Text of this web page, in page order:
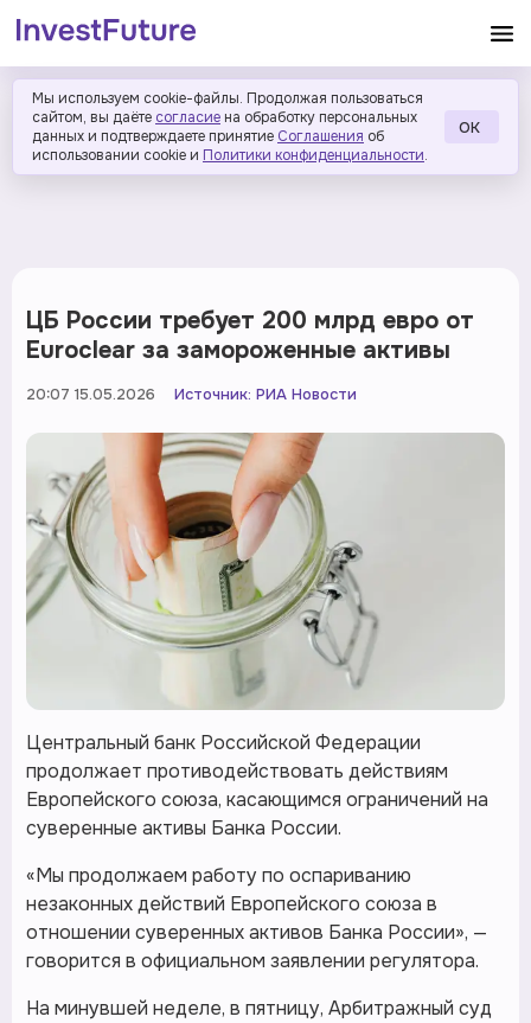
Мы используем cookie-файлы. Продолжая пользоваться
сайтом, вы даёте согласие на обработку персональных
данных и подтверждаете принятие Соглашения об
использовании cookie и Политики конфиденциальности.
ОК
ЦБ России требует 200 млрд евро от
Euroclear за замороженные активы
20:07 15.05.2026 Источник: РИА Новости
Центральный банк Российской Федерации
продолжает противодействовать действиям
Европейского союза, касающимся ограничений на
суверенные активы Банка России.
«Мы продолжаем работу по оспариванию
незаконных действий Европейского союза в
отношении суверенных активов Банка России», —
говорится в официальном заявлении регулятора.
На минувшей неделе, в пятницу, Арбитражный суд